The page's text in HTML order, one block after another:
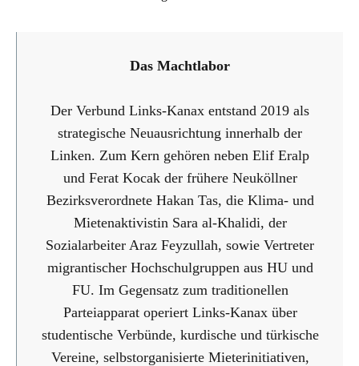
Das Machtlabor
Der Verbund Links-Kanax entstand 2019 als
strategische Neuausrichtung innerhalb der
Linken. Zum Kern gehören neben Elif Eralp
und Ferat Kocak der frühere Neuköllner
Bezirksverordnete Hakan Tas, die Klima- und
Mietenaktivistin Sara al-Khalidi, der
Sozialarbeiter Araz Feyzullah, sowie Vertreter
migrantischer Hochschulgruppen aus HU und
FU. Im Gegensatz zum traditionellen
Parteiapparat operiert Links-Kanax über
studentische Verbünde, kurdische und türkische
Vereine, selbstorganisierte Mieterinitiativen,